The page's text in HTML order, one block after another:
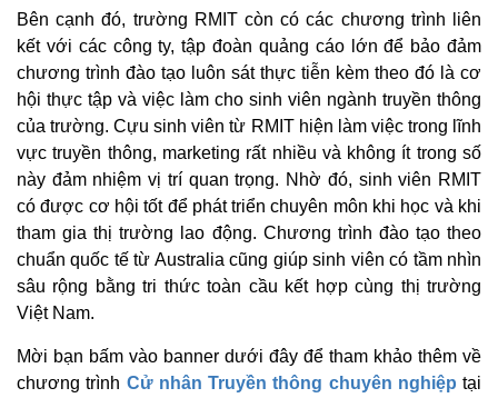
Bên cạnh đó, trường RMIT còn có các chương trình liên
kết với các công ty, tập đoàn quảng cáo lớn để bảo đảm
chương trình đào tạo luôn sát thực tiễn kèm theo đó là cơ
hội thực tập và việc làm cho sinh viên ngành truyền thông
của trường. Cựu sinh viên từ RMIT hiện làm việc trong lĩnh
vực truyền thông, marketing rất nhiều và không ít trong số
này đảm nhiệm vị trí quan trọng. Nhờ đó, sinh viên RMIT
có được cơ hội tốt để phát triển chuyên môn khi học và khi
tham gia thị trường lao động. Chương trình đào tạo theo
chuẩn quốc tế từ Australia cũng giúp sinh viên có tầm nhìn
sâu rộng bằng tri thức toàn cầu kết hợp cùng thị trường
Việt Nam.
Mời bạn bấm vào banner dưới đây để tham khảo thêm về
chương trình Cử nhân Truyền thông chuyên nghiệp tại